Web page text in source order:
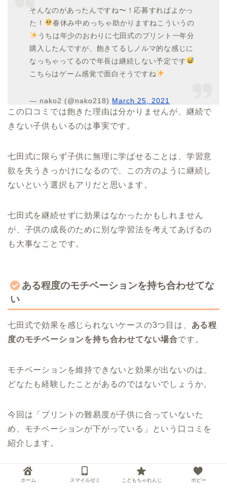
そんなのがあったんですね〜！応募すればよかっ
た！
春休み中めっちゃ助かりますねこういうの
うちは年少のおわりに七田式のプリント一年分
購入したんですが、飽きてるしノルマ的な感じに
なっちゃってるので年長は継続しない予定です
こちらはゲーム感覚で面白そうですね
— nako2 (@nako218) March 25, 2021
この口コミでは飽きた理由は分かりませんが、継続で
きない子供もいるのは事実です。
七田式に限らず子供に無理に学ばせることは、学習意
欲を失うきっかけになるので、この方のように継続し
ないという選択もアリだと思います。
七田式を継続せずに効果はなかったかもしれません
が、子供の成長のために別な学習法を考えてあげるの
も大事なことです。
ある程度のモチベーションを持ち合わせてな
い
七田式で効果を感じられないケースの3つ目は、 ある程
度のモチベーションを持ち合わせてない場合です。
モチベーションを維持できないと効果が出ないのは、
どなたも経験したことがあるのではないでしょうか。
今回は「プリントの難易度が子供に合っていないた
め、モチベーションが下がっている」という口コミを
紹介します。
ホーム スマイルゼミ こどもちゃれんじ ポピー